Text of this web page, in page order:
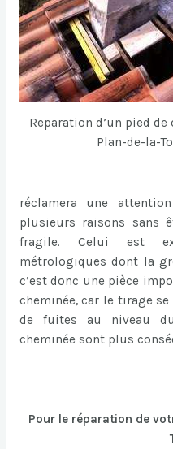
Reparation d’un pied de
Plan-de-la-
réclamera une
plusieurs raisons sans
fragile. Celui est
métrologiques dont la
c’est donc une pièce
cheminée, car le tirage
de fuites au niveau
cheminée sont plus
Pour le réparation de